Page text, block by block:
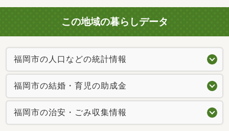
この地域の暮らしデータ
福岡市の人口などの統計情報
福岡市の結婚・育児の助成金
福岡市の治安・ごみ収集情報